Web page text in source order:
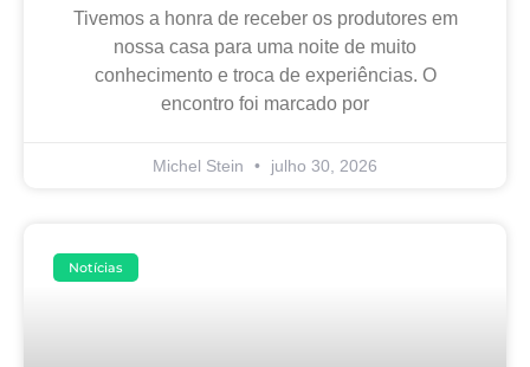
Tivemos a honra de receber os produtores em
nossa casa para uma noite de muito
conhecimento e troca de experiências. O
encontro foi marcado por
Michel Stein julho 30, 2026
Notícias